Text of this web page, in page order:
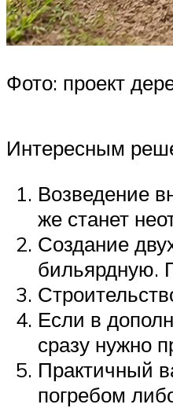
Фото: проект
Интересным
Возведение
же станет
Создание
бильярдную.
Если в
сразу нужно
Практичный
погребом